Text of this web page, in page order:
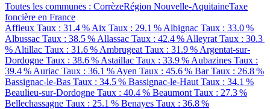
Toutes les communes : CorrèzeRégion Nouvelle-AquitaineTaxe
foncière en France
Affieux Taux : 31.4 % Aix Taux : 29.1 % Albignac Taux : 33.0 %
Albussac Taux : 38.5 % Allassac Taux : 42.4 % Alleyrat Taux : 30.3
% Altillac Taux : 31.6 % Ambrugeat Taux : 31.9 % Argentat-sur-
Dordogne Taux : 38.6 % Astaillac Taux : 33.9 % Aubazines Taux :
39.4 % Auriac Taux : 36.1 % Ayen Taux : 45.6 % BarTaux : 26.8 %
Bassignac-le-Bas Taux : 34.5 % Bassignac-le-Haut Taux : 34.1 %
Beaulieu-sur-Dordogne Taux : 40.4 % Beaumont Taux : 27.3 %
Bellechassagne Taux : 25.1 % Benayes Taux : 36.8 %